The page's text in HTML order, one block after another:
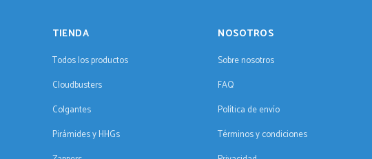
TIENDA
Todos los productos
Cloudbusters
Colgantes
Pirámides y HHGs
NOSOTROS
Sobre nosotros
FAQ
Política de envío
Términos y condiciones